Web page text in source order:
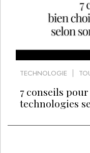
TECHNOLOGIE
7 conseils
technologies